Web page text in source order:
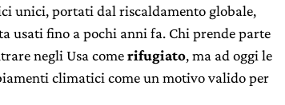
unici, portati dal riscaldamento globale,
usati fino a pochi anni fa. Chi prende parte
negli Usa comerifugiato, ma ad oggi le
climatici come un motivo valido per